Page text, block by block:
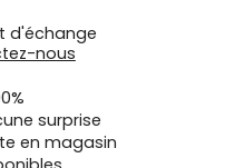
d'échange
nous
surprise
en magasin